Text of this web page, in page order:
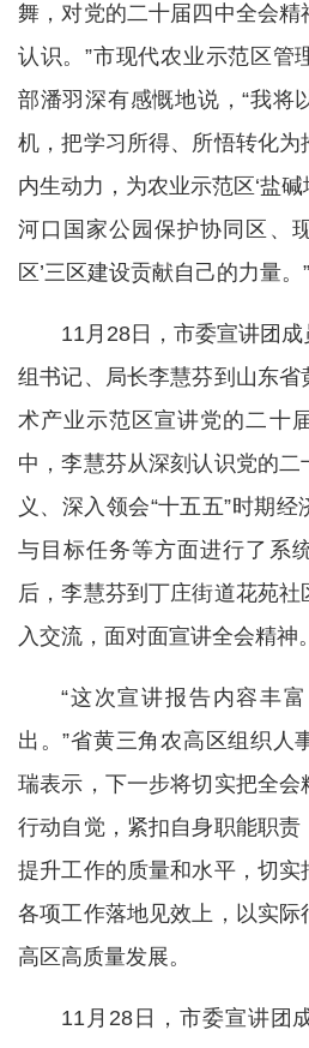
舞，对党的二十届四中全会
认识。”市现代农业示范区管
部潘羽深有感慨地说，“我将
机，把学习所得、所悟转化
内生动力，为农业示范区‘盐
河口国家公园保护协同区、
区’三区建设贡献自己的力量。”
11月28日，市委宣讲团
组书记、局长李慧芬到山东
术产业示范区宣讲党的二十
中，李慧芬从深刻认识党的
义、深入领会“十五五”时期
与目标任务等方面进行了系
后，李慧芬到丁庄街道花苑
入交流，面对面宣讲全会精神。
“这次宣讲报告内容丰
出。”省黄三角农高区组织人
瑞表示，下一步将切实把全会
行动自觉，紧扣自身职能职
提升工作的质量和水平，切
各项工作落地见效上，以实
高区高质量发展。
11月28日，市委宣讲团